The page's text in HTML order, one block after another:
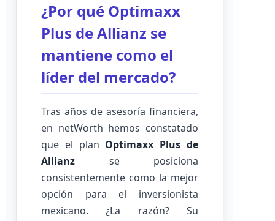
¿Por qué Optimaxx
Plus de Allianz se
mantiene como el
líder del mercado?
Tras años de asesoría financiera,
en netWorth hemos constatado
que el plan Optimaxx Plus de
Allianz se posiciona
consistentemente como la mejor
opción para el inversionista
mexicano. ¿La razón? Su